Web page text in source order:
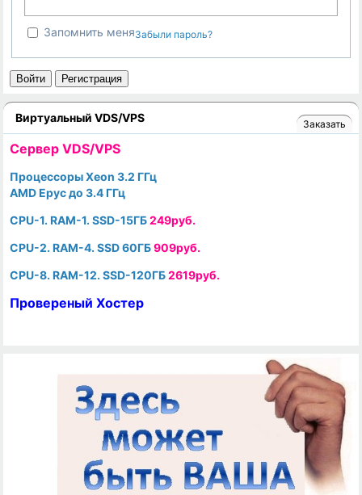
Запомнить меняЗабыли пароль?
Войти Регистрация
Виртуальный VDS/VPS Заказать
Cервер VDS/VPS
Процессоры Xeon 3.2 ГГц
AMD Epyc до 3.4 ГГц
CPU-1. RAM-1. SSD-15ГБ249руб.
CPU-2. RAM-4. SSD 60ГБ909руб.
CPU-8. RAM-12. SSD-120ГБ2619руб.
Провереный Хостер